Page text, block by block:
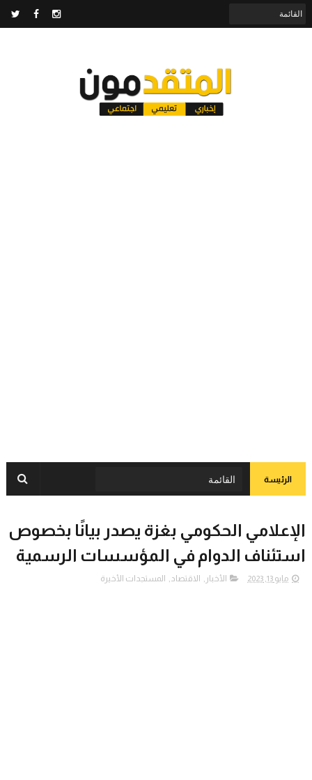
الرئيسة
الإعلامي الحكومي بغزة يصدر بيانًا بخصوص
استئناف الدوام في المؤسسات الرسمية
مايو 13, 2023 الأخبار , الاقتصاد, المستجدات الأخيرة